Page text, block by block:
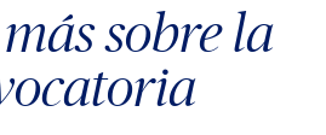
sobre la